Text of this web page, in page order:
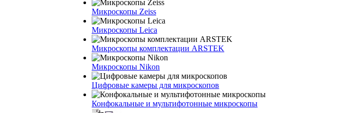
Микроскопы Zeiss
Микроскопы Leica
Микроскопы комплектации ARSTEK
Микроскопы Nikon
Цифровые камеры для микроскопов
Конфокальные и мультифотонные микроскопы